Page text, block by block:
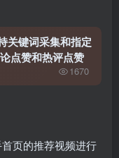
关键词采集和指定
点赞和热评点赞
1670
页的推荐视频进行